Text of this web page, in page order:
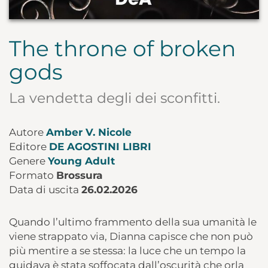
The throne of broken
gods
La vendetta degli dei sconfitti.
Autore Amber V. Nicole
Editore DE AGOSTINI LIBRI
Genere Young Adult
Formato Brossura
Data di uscita 26.02.2026
Quando l’ultimo frammento della sua umanità le
viene strappato via, Dianna capisce che non può
più mentire a se stessa: la luce che un tempo la
guidava è stata soffocata dall’oscurità che orla